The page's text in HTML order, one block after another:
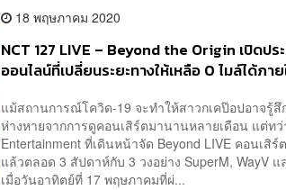
18 พฤษภาคม 2020
NCT 127 LIVE – Beyond the Origin เปิดป
ออนไลน์ที่เปลี่ยนระยะทางให้เหลือ 0 ไมล์ได้ภา
แม้สถานการณ์โควิด-19 จะทำให้สาวกเคป๊อปอาจรู้สึ
ห่างหายจากการดูคอนเสิร์ตมานานหลายเดือน แต่ท
Entertainment ที่เดินหน้าจัด Beyond LIVE คอนเสิ
แล้วตลอด 3 สัปดาห์กับ 3 วงอย่าง SuperM,
เมื่อวันอาทิตย์ที่ 17 พฤษภาคมที่ผ่...